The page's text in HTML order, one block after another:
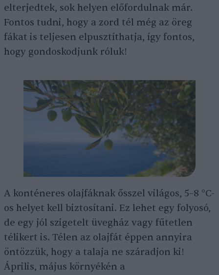
elterjedtek, sok helyen előfordulnak már.
Fontos tudni, hogy a zord tél még az öreg
fákat is teljesen elpusztíthatja, így fontos,
hogy gondoskodjunk róluk!
A konténeres olajfáknak ősszel világos, 5–8 °C-
os helyet kell biztosítani. Ez lehet egy folyosó,
de egy jól szigetelt üvegház vagy fűtetlen
télikert is. Télen az olajfát éppen annyira
öntözzük, hogy a talaja ne száradjon ki!
Április, május környékén a